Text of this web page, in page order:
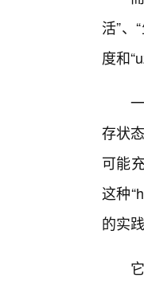
活”、
度和
存状
可能
这种
的实践